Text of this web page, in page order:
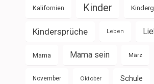
Kalifornien Kinder
Kindersprüche Leben
Mama Mama sein März
November Oktober Schule